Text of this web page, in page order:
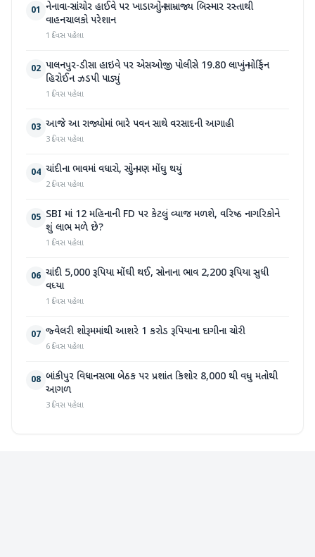
01 નેનાવા-સાંચોર હાઈવે પર ખાડાઓનું સામ્રાજ્ય બિસ્માર રસ્તાથી
વાહનચાલકો પરેશાન
1 દિવસ પહેલા
02 પાલનપુર-ડીસા હાઇવે પર એસઓજી પોલીસે 19.80 લાખનું મોર્ફિન
હિરોઈન ઝડપી પાડ્યું
1 દિવસ પહેલા
03 આજે આ રાજ્યોમાં ભારે પવન સાથે વરસાદની આગાહી
3 દિવસ પહેલા
04 ચાંદીના ભાવમાં વધારો, સોનું પણ મોંઘુ થયું
2 દિવસ પહેલા
05 SBI માં 12 મહિનાની FD પર કેટલું વ્યાજ મળશે, વરિષ્ઠ નાગરિકોને
શું લાભ મળે છે?
1 દિવસ પહેલા
06 ચાંદી 5,000 રૂપિયા મોંઘી થઈ, સોનાના ભાવ 2,200 રૂપિયા સુધી
વધ્યા
1 દિવસ પહેલા
07 જ્વેલરી શોરૂમમાંથી આશરે 1 કરોડ રૂપિયાના દાગીના ચોરી
6 દિવસ પહેલા
08 બાંકીપુર વિધાનસભા બેઠક પર પ્રશાંત કિશોર 8,000 થી વધુ મતોથી
આગળ
3 દિવસ પહેલા